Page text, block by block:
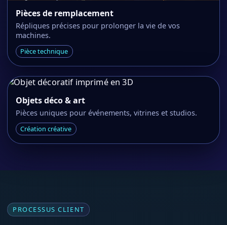
Pièces de remplacement
Répliques précises pour prolonger la vie de vos
machines.
Pièce technique
Objets déco & art
Pièces uniques pour événements, vitrines et studios.
Création créative
PROCESSUS CLIENT